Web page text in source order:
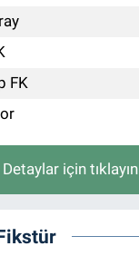
FK
Detaylar için tıklayın